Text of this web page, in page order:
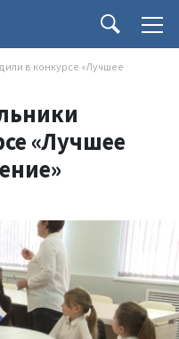
в конкурсе «Лучшее
«Лучшее